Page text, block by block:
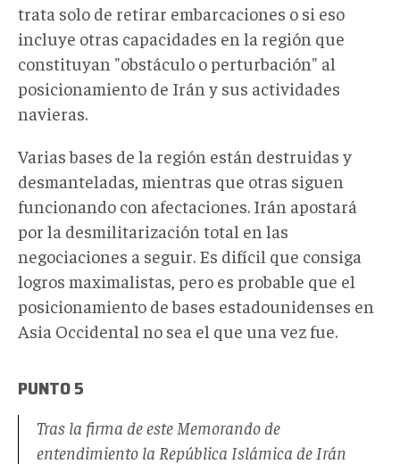
trata solo de retirar embarcaciones o si eso
incluye otras capacidades en la región que
constituyan "obstáculo o perturbación" al
posicionamiento de Irán y sus actividades
navieras.
Varias bases de la región están destruidas y
desmanteladas, mientras que otras siguen
funcionando con afectaciones. Irán apostará
por la desmilitarización total en las
negociaciones a seguir. Es difícil que consiga
logros maximalistas, pero es probable que el
posicionamiento de bases estadounidenses en
Asia Occidental no sea el que una vez fue.
PUNTO 5
Tras la firma de este Memorando de
entendimiento la República Islámica de Irán